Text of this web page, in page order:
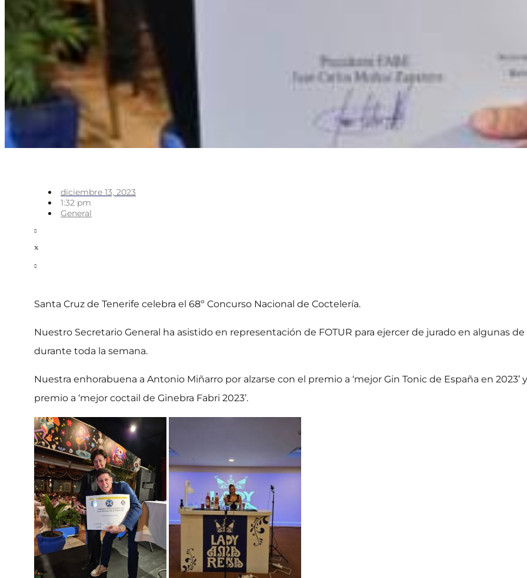
diciembre 13, 2023
1:32 pm
General
Santa Cruz de Tenerife celebra el 68º Concurso Nacional de Coctelería.
Nuestro Secretario General ha asistido en representación de FOTUR para ejercer de jurado en algunas
durante toda la semana.
Nuestra enhorabuena a Antonio Miñarro por alzarse con el premio a ‘mejor Gin Tonic de España en 2023’
premio a ‘mejor coctail de Ginebra Fabri 2023’.